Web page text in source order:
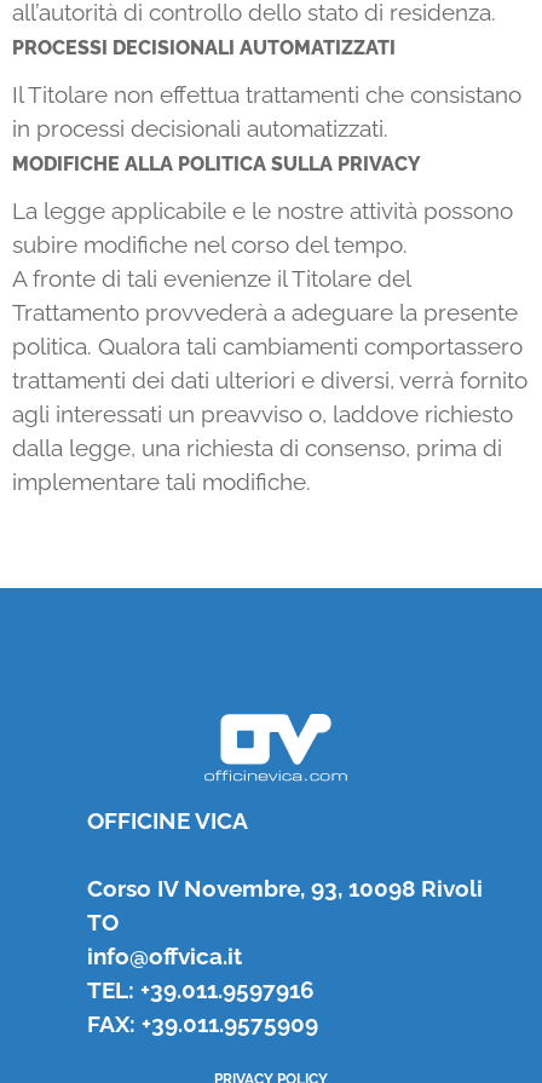
all’autorità di controllo dello stato di residenza.
PROCESSI DECISIONALI AUTOMATIZZATI
Il Titolare non effettua trattamenti che consistano
in processi decisionali automatizzati.
MODIFICHE ALLA POLITICA SULLA PRIVACY
La legge applicabile e le nostre attività possono
subire modifiche nel corso del tempo.
A fronte di tali evenienze il Titolare del
Trattamento provvederà a adeguare la presente
politica. Qualora tali cambiamenti comportassero
trattamenti dei dati ulteriori e diversi, verrà fornito
agli interessati un preavviso o, laddove richiesto
dalla legge, una richiesta di consenso, prima di
implementare tali modifiche.
OFFICINE VICA
Corso IV Novembre, 93, 10098 Rivoli
TO
info@offvica.it
TEL: +39.011.9597916
FAX: +39.011.9575909
PRIVACY POLICY